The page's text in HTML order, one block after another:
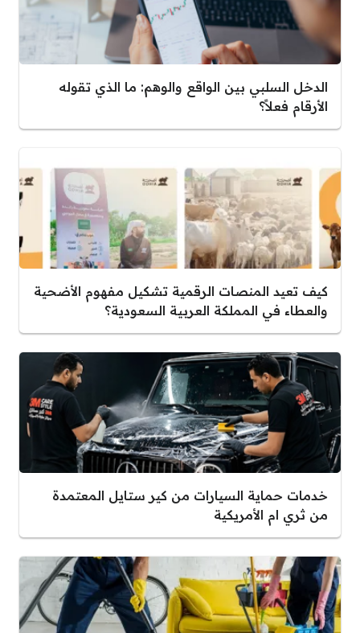
الدخل السلبي بين الواقع والوهم: ما الذي تقوله
الأرقام فعلاً؟
كيف تعيد المنصات الرقمية تشكيل مفهوم الأضحية
والعطاء في المملكة العربية السعودية؟
خدمات حماية السيارات من كير ستايل المعتمدة
من ثري ام الأمريكية